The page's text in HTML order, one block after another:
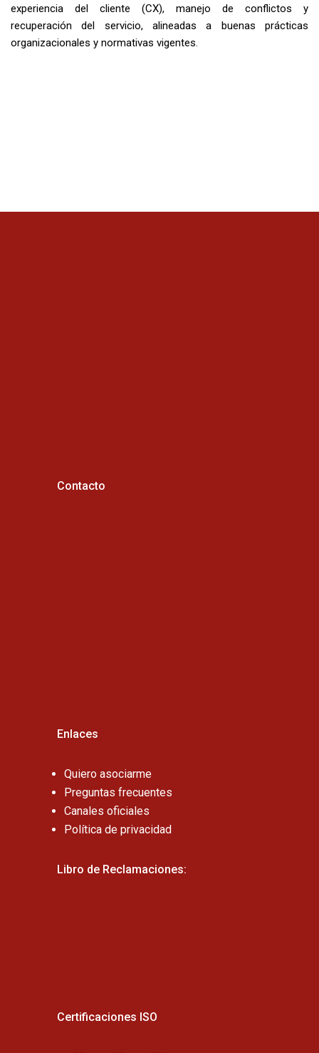
experiencia del cliente (CX), manejo de conflictos y
recuperación del servicio, alineadas a buenas prácticas
organizacionales y normativas vigentes.
Contacto
Enlaces
Quiero asociarme
Preguntas frecuentes
Canales oficiales
Política de privacidad
Libro de Reclamaciones:
Certificaciones ISO